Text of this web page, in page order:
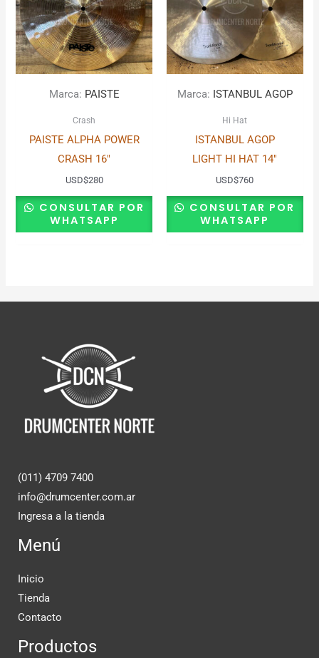
Marca: PAISTE
Crash
PAISTE ALPHA POWER
CRASH 16″
USD$280
CONSULTAR POR
WHATSAPP
Marca: ISTANBUL AGOP
Hi Hat
ISTANBUL AGOP
LIGHT HI HAT 14″
USD$760
CONSULTAR POR
WHATSAPP
(011) 4709 7400
info@drumcenter.com.ar
Ingresa a la tienda
Menú
Inicio
Tienda
Contacto
Productos